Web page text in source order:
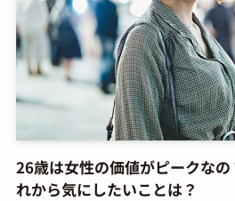
26歳は女性の価値がピークな
れから気にしたいことは？